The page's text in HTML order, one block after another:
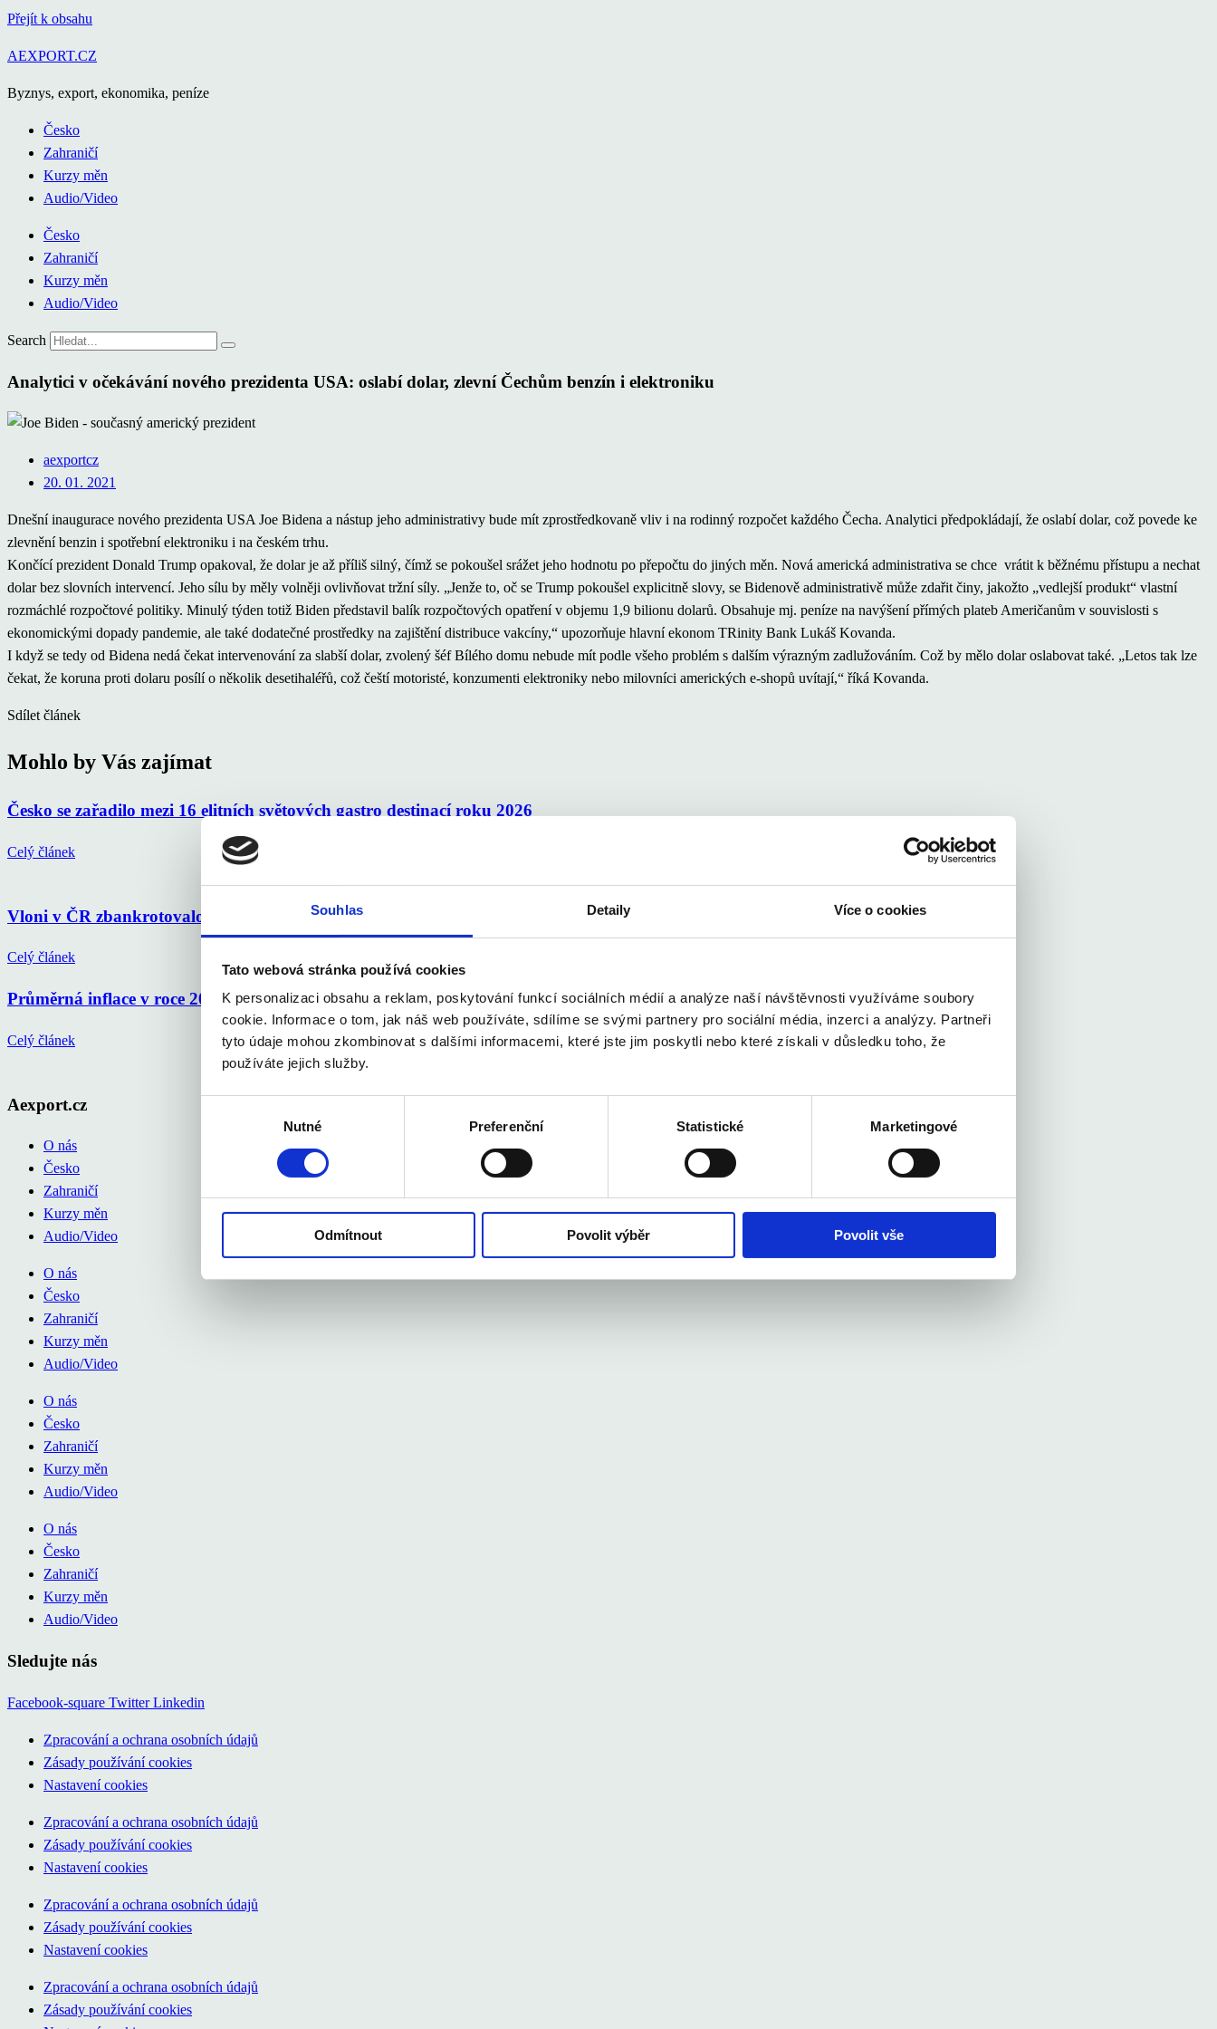
Souhlas Detaily Více o cookies
Tato webová stránka používá cookies
K personalizaci obsahu a reklam, poskytování funkcí sociálních médií a analýze naší návštěvnosti využíváme soubory
cookie. Informace o tom, jak náš web používáte, sdílíme se svými partnery pro sociální média, inzerci a analýzy. Partneři
tyto údaje mohou zkombinovat s dalšími informacemi, které jste jim poskytli nebo které získali v důsledku toho, že
používáte jejich služby.
Nutné Preferenční Statistické Marketingové
Odmítnout Povolit výběr Povolit vše
Přejít k obsahu
AEXPORT.CZ
Byznys, export, ekonomika, peníze
Česko
Zahraničí
Kurzy měn
Audio/Video
Česko
Zahraničí
Kurzy měn
Audio/Video
Search
Analytici v očekávání nového prezidenta USA: oslabí dolar, zlevní Čechům benzín i elektroniku
aexportcz
20. 01. 2021
Dnešní inaugurace nového prezidenta USA Joe Bidena a nástup jeho administrativy bude mít zprostředkovaně vliv i na rodinný rozpočet každého Čecha. Analytici předpokládají, že oslabí dolar, což povede ke
zlevnění benzin i spotřební elektroniku i na českém trhu.
Končící prezident Donald Trump opakoval, že dolar je až příliš silný, čímž se pokoušel srážet jeho hodnotu po přepočtu do jiných měn. Nová americká administrativa se chce vrátit k běžnému přístupu a nechat
dolar bez slovních intervencí. Jeho sílu by měly volněji ovlivňovat tržní síly. „Jenže to, oč se Trump pokoušel explicitně slovy, se Bidenově administrativě může zdařit činy, jakožto „vedlejší produkt“ vlastní
rozmáchlé rozpočtové politiky. Minulý týden totiž Biden představil balík rozpočtových opatření v objemu 1,9 bilionu dolarů. Obsahuje mj. peníze na navýšení přímých plateb Američanům v souvislosti s
ekonomickými dopady pandemie, ale také dodatečné prostředky na zajištění distribuce vakcíny,“ upozorňuje hlavní ekonom TRinity Bank Lukáš Kovanda.
I když se tedy od Bidena nedá čekat intervenování za slabší dolar, zvolený šéf Bílého domu nebude mít podle všeho problém s dalším výrazným zadlužováním. Což by mělo dolar oslabovat také. „Letos tak lze
čekat, že koruna proti dolaru posílí o několik desetihaléřů, což čeští motoristé, konzumenti elektroniky nebo milovníci amerických e-shopů uvítají,“ říká Kovanda.
Sdílet článek
Mohlo by Vás zajímat
Česko se zařadilo mezi 16 elitních světových gastro destinací roku 2026
Celý článek
Vloni v ČR zbankrotovalo 6 213 podnikatelů, o 16 % více než v roce 2024
Celý článek
Průměrná inflace v roce 2025 na 2,5 %, letos okolo 2 %
Celý článek
Aexport.cz
O nás
Česko
Zahraničí
Kurzy měn
Audio/Video
O nás
Česko
Zahraničí
Kurzy měn
Audio/Video
O nás
Česko
Zahraničí
Kurzy měn
Audio/Video
O nás
Česko
Zahraničí
Kurzy měn
Audio/Video
Sledujte nás
Facebook-square Twitter Linkedin
Zpracování a ochrana osobních údajů
Zásady používání cookies
Nastavení cookies
Zpracování a ochrana osobních údajů
Zásady používání cookies
Nastavení cookies
Zpracování a ochrana osobních údajů
Zásady používání cookies
Nastavení cookies
Zpracování a ochrana osobních údajů
Zásady používání cookies